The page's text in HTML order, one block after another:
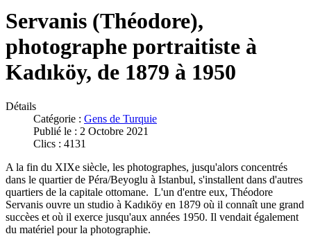
Servanis (Théodore),
photographe portraitiste à
Kadıköy, de 1879 à 1950
Détails
Catégorie : Gens de Turquie
Publié le : 2 Octobre 2021
Clics : 4131
A la fin du XIXe siècle, les photographes, jusqu'alors concentrés
dans le quartier de Péra/Beyoglu à Istanbul, s'installent dans d'autres
quartiers de la capitale ottomane. L'un d'entre eux, Théodore
Servanis ouvre un studio à Kadıköy en 1879 où il connaît une grand
succèes et où il exerce jusqu'aux années 1950. Il vendait également
du matériel pour la photographie.